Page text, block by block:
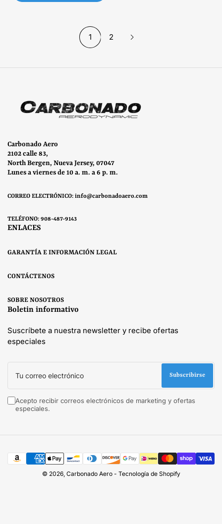
1 2
Carbonado Aero
2102 calle 83,
North Bergen, Nueva Jersey, 07047
Lunes a viernes de 10 a. m. a 6 p. m.
CORREO ELECTRÓNICO: info@carbonadoaero.com
TELÉFONO: 908-487-9143
ENLACES
GARANTÍA E INFORMACIÓN LEGAL
CONTÁCTENOS
SOBRE NOSOTROS
Boletin informativo
Suscríbete a nuestra newsletter y recibe ofertas
especiales
Tu
correo
Subscribirse
Acepto recibir correos electrónicos de marketing y ofertas
especiales.
de
© 2026, Carbonado Aero- Tecnología de Shopify